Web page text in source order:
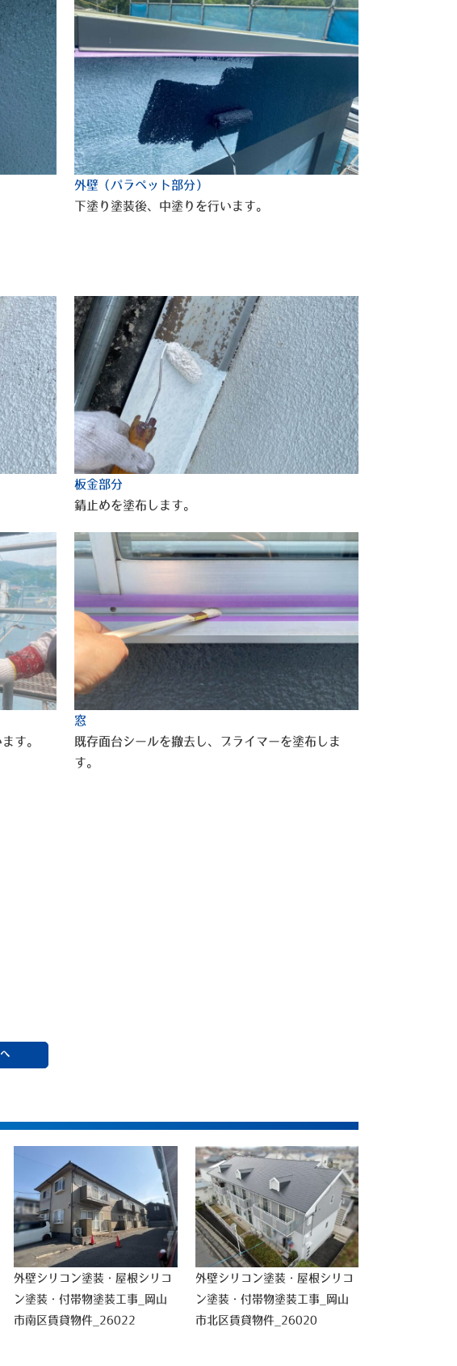
外壁（パラペット部分）
下塗り塗装後、中塗りを行います。
板金部分
錆止めを塗布します。
す。
窓
既存面台シールを撤去し、プライマーを塗布しま
す。
外壁シリコン塗装・屋根シリコ
ン塗装・付帯物塗装工事_岡山
市南区賃貸物件_26022
外壁シリコン塗装・屋根シリコ
ン塗装・付帯物塗装工事_岡山
市北区賃貸物件_26020